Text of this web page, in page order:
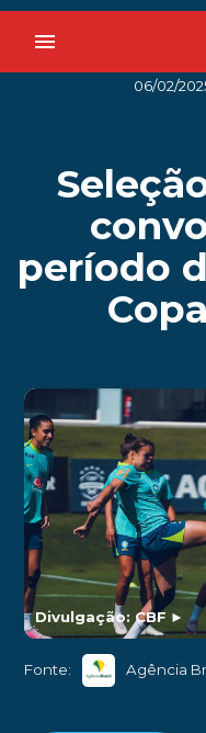
menu
06/02/
período
Divulgação: CBF ►
Fonte: Agência